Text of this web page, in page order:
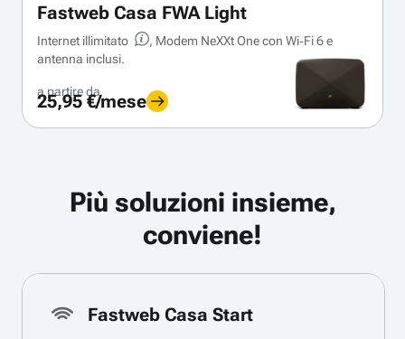
Fastweb Casa FWA Light
Internet illimitato
, Modem NeXXt One con Wi‑Fi 6 e
antenna inclusi.
a partire da
25,95 €/mese
Più soluzioni insieme,
conviene!
Fastweb Casa Start